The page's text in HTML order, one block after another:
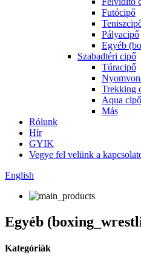
Futócipő
Pályacipő
Egyéb
Szabadtéri cipő
Túracipő
Trekking
Aqua cipő
Más
Rólunk
Hír
GYIK
Vegye fel velünk a
English
Egyéb
Kategóriák